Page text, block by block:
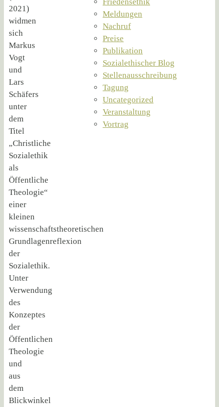
2021)
widmen
sich
Markus
Vogt
und
Lars
Schäfers
unter
dem
Titel
„Christliche
Sozialethik
als
Öffentliche
Theologie“
einer
kleinen
wissenschaftstheoretischen
Grundlagenreflexion
der
Sozialethik.
Unter
Verwendung
des
Konzeptes
der
Öffentlichen
Theologie
und
aus
dem
Blickwinkel
Meldungen
Nachruf
Preise
Publikation
Sozialethischer Blog
Stellenausschreibung
Tagung
Uncategorized
Veranstaltung
Vortrag